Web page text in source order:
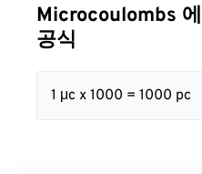
Microcoulombs
공식
1 μc x 1000 = 1000 pc